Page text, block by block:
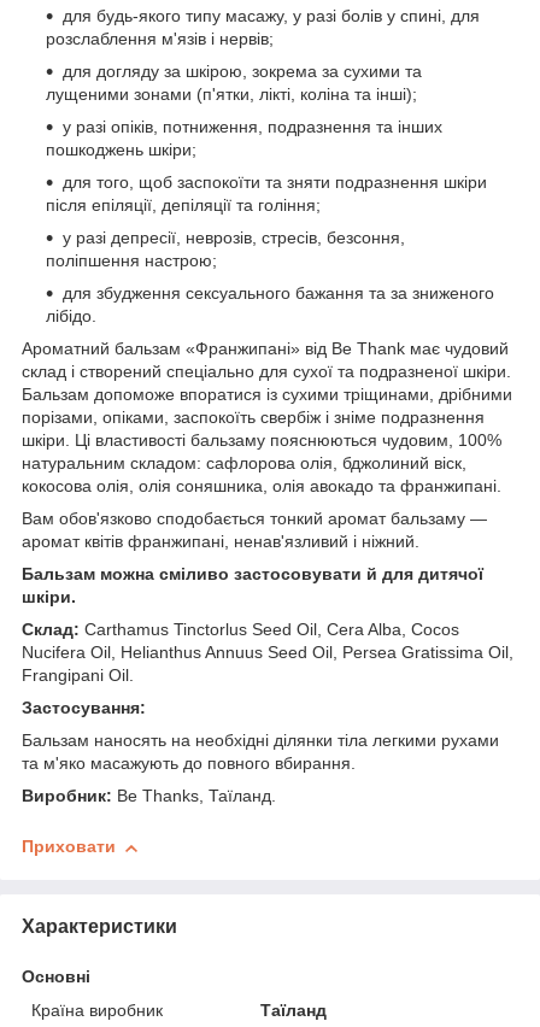
для будь-якого типу масажу, у разі болів у спині, для
розслаблення м'язів і нервів;
для догляду за шкірою, зокрема за сухими та
лущеними зонами (п'ятки, лікті, коліна та інші);
у разі опіків, потниження, подразнення та інших
пошкоджень шкіри;
для того, щоб заспокоїти та зняти подразнення шкіри
після епіляції, депіляції та гоління;
у разі депресії, неврозів, стресів, безсоння,
поліпшення настрою;
для збудження сексуального бажання та за зниженого
лібідо.
Ароматний бальзам «Франжипані» від Be Thank має чудовий
склад і створений спеціально для сухої та подразненої шкіри.
Бальзам допоможе впоратися із сухими тріщинами, дрібними
порізами, опіками, заспокоїть свербіж і зніме подразнення
шкіри. Ці властивості бальзаму пояснюються чудовим, 100%
натуральним складом: сафлорова олія, бджолиний віск,
кокосова олія, олія соняшника, олія авокадо та франжипані.
Вам обов'язково сподобається тонкий аромат бальзаму —
аромат квітів франжипані, ненав'язливий і ніжний.
Бальзам можна сміливо застосовувати й для дитячої
шкіри.
Склад: Carthamus Tinctorlus Seed Oil, Cera Alba, Cocos
Nucifera Oil, Helianthus Annuus Seed Oil, Persea Gratissima Oil,
Frangipani Oil.
Застосування:
Бальзам наносять на необхідні ділянки тіла легкими рухами
та м'яко масажують до повного вбирання.
Виробник: Be Thanks, Таїланд.
Приховати
Характеристики
Основні
Країна виробник
Таїланд